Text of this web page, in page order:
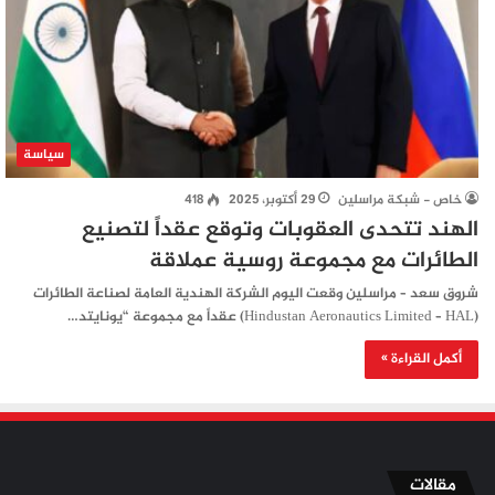
سياسة
خاص - شبكة مراسلين 29 أكتوبر، 2025 418
الهند تتحدى العقوبات وتوقع عقداً لتصنيع
الطائرات مع مجموعة روسية عملاقة
شروق سعد – مراسلين وقعت اليوم الشركة الهندية العامة لصناعة الطائرات
(Hindustan Aeronautics Limited – HAL) عقداً مع مجموعة “يونايتد…
أكمل القراءة »
مقالات